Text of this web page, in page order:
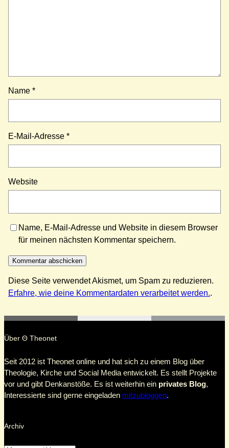
Name *
E-Mail-Adresse *
Website
Name, E-Mail-Adresse und Website in diesem Browser
für meinen nächsten Kommentar speichern.
Diese Seite verwendet Akismet, um Spam zu reduzieren.
Erfahre, wie deine Kommentardaten verarbeitet werden..
Über Θ Theonet
Seit 2012 ist Theonet online und hat sich zu einem Blog über
Theologie, Kirche und Social Media entwickelt. Es stellt Projekte
vor und gibt Denkanstöße. Es ist weiterhin ein privates Blog,
Interessierte sind gerne eingeladen mitzubloggen.
Archiv